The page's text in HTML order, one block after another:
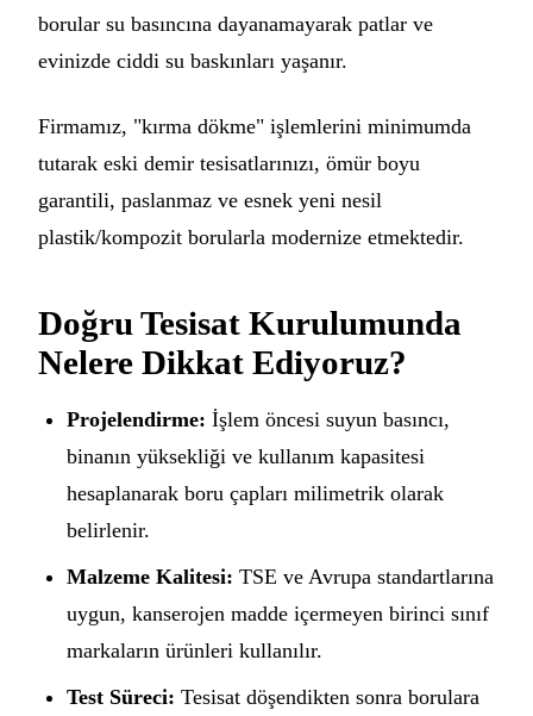
borular su basıncına dayanamayarak patlar ve
evinizde ciddi su baskınları yaşanır.
Firmamız, "kırma dökme" işlemlerini minimumda
tutarak eski demir tesisatlarınızı, ömür boyu
garantili, paslanmaz ve esnek yeni nesil
plastik/kompozit borularla modernize etmektedir.
Doğru Tesisat Kurulumunda
Nelere Dikkat Ediyoruz?
Projelendirme: İşlem öncesi suyun basıncı,
binanın yüksekliği ve kullanım kapasitesi
hesaplanarak boru çapları milimetrik olarak
belirlenir.
Malzeme Kalitesi: TSE ve Avrupa standartlarına
uygun, kanserojen madde içermeyen birinci sınıf
markaların ürünleri kullanılır.
Test Süreci: Tesisat döşendikten sonra borulara